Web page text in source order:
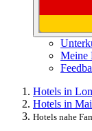
Meine
Hotels in
Hotels in
Hotels nahe